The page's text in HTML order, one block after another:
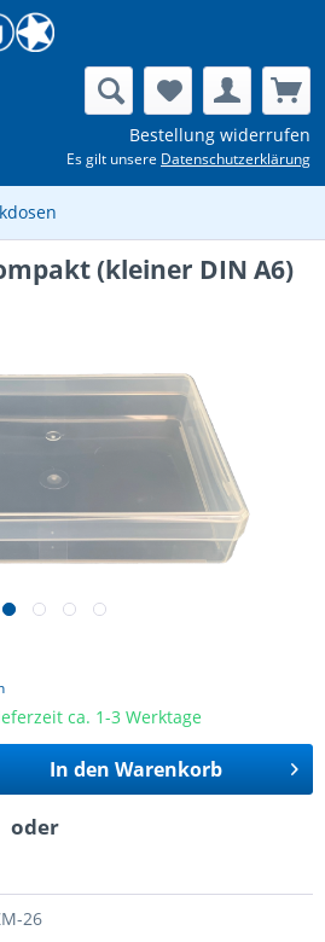
Bestellung widerrufen
Es gilt unsere Datenschutzerklärung
(kleiner DIN A6)
ca. 1-3 Werktage
In den Warenkorb
26